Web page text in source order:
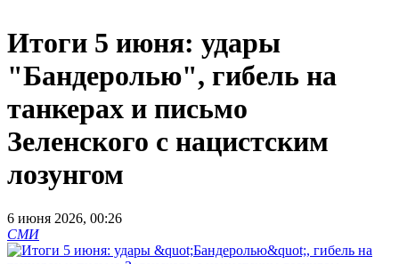
Итоги 5 июня: удары
"Бандеролью", гибель на
танкерах и письмо
Зеленского с нацистским
лозунгом
6 июня 2026, 00:26
СМИ